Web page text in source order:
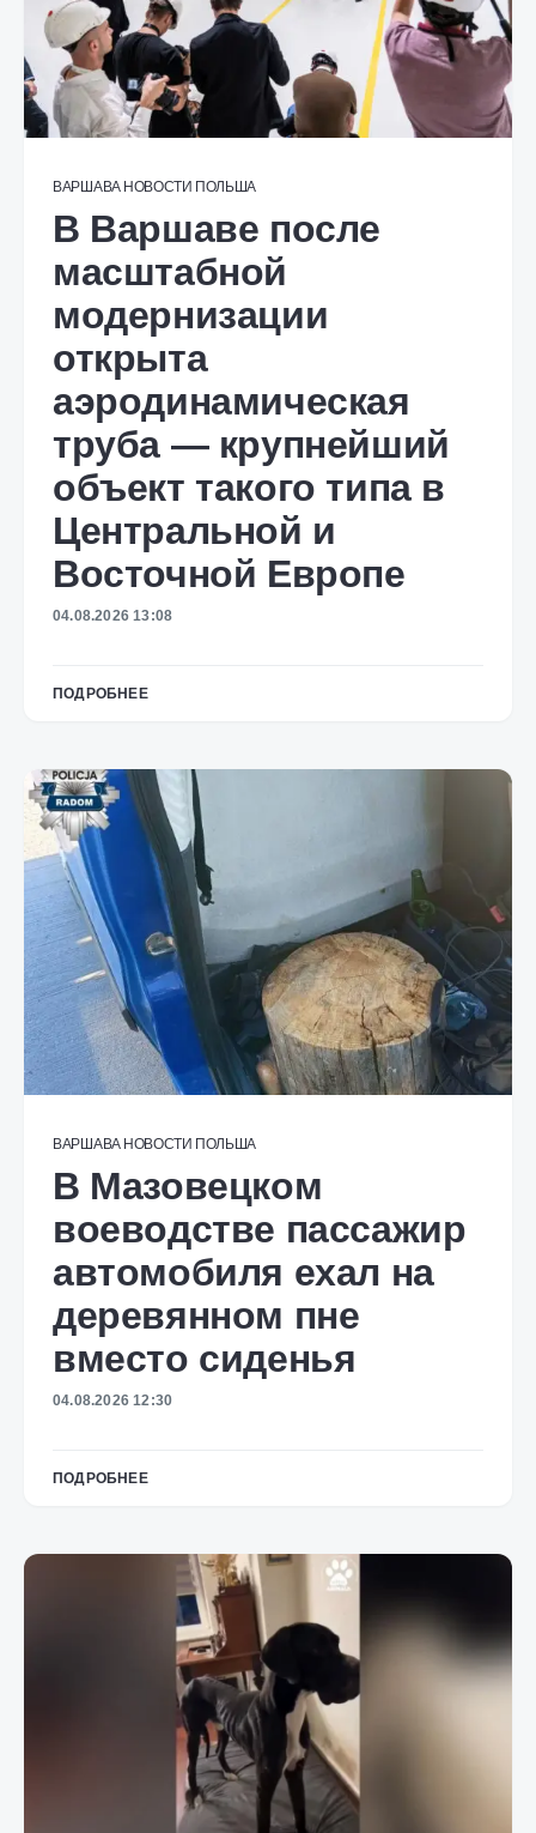
ВАРШАВА НОВОСТИ ПОЛЬША
В Варшаве после
масштабной
модернизации
открыта
аэродинамическая
труба — крупнейший
объект такого типа в
Центральной и
Восточной Европе
04.08.2026 13:08
ПОДРОБНЕЕ
ВАРШАВА НОВОСТИ ПОЛЬША
В Мазовецком
воеводстве пассажир
автомобиля ехал на
деревянном пне
вместо сиденья
04.08.2026 12:30
ПОДРОБНЕЕ